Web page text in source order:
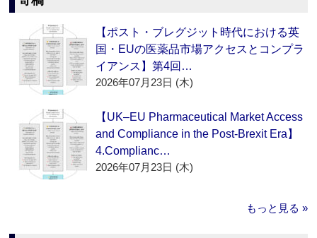
【ポスト・ブレグジット時代における英
国・EUの医薬品市場アクセスとコンプラ
イアンス】第4回…
2026年07月23日 (木)
【UK–EU Pharmaceutical Market Access
and Compliance in the Post-Brexit Era】
4.Complianc…
2026年07月23日 (木)
もっと見る »